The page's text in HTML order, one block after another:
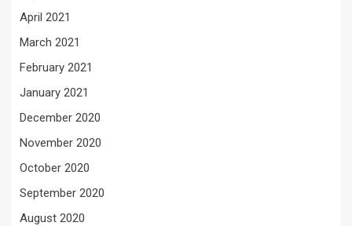
April 2021
March 2021
February 2021
January 2021
December 2020
November 2020
October 2020
September 2020
August 2020